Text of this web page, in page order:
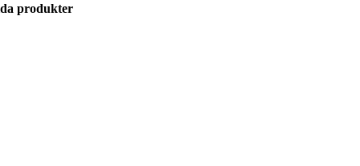
produkter